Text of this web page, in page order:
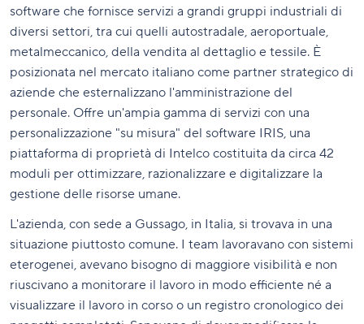
software che fornisce servizi a grandi gruppi industriali di
diversi settori, tra cui quelli autostradale, aeroportuale,
metalmeccanico, della vendita al dettaglio e tessile. È
posizionata nel mercato italiano come partner strategico di
aziende che esternalizzano l'amministrazione del
personale. Offre un'ampia gamma di servizi con una
personalizzazione "su misura" del software IRIS, una
piattaforma di proprietà di Intelco costituita da circa 42
moduli per ottimizzare, razionalizzare e digitalizzare la
gestione delle risorse umane.
L'azienda, con sede a Gussago, in Italia, si trovava in una
situazione piuttosto comune. I team lavoravano con sistemi
eterogenei, avevano bisogno di maggiore visibilità e non
riuscivano a monitorare il lavoro in modo efficiente né a
visualizzare il lavoro in corso o un registro cronologico dei